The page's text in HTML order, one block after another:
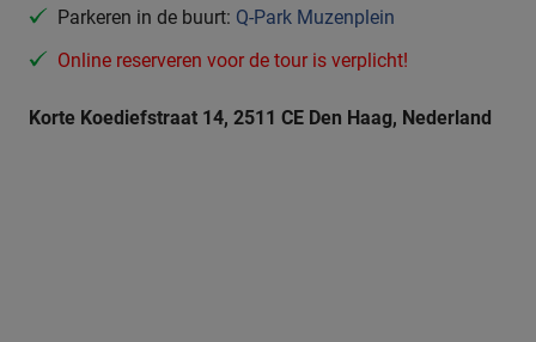
Parkeren in de buurt: Q-Park Muzenplein
Online reserveren voor de tour is verplicht!
Korte Koediefstraat 14, 2511 CE Den Haag, Nederland